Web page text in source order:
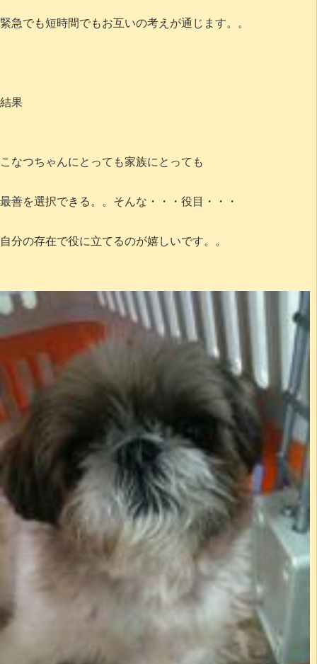
緊急でも短時間でもお互いの考えが通じます。。
結果
こなつちゃんにとっても家族にとっても
最善を選択できる。。そんな・・・役目・・・
自分の存在で役に立てるのが嬉しいです。。